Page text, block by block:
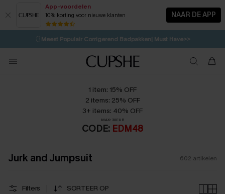
App-voordelen
10% korting voor nieuwe klanten NAAR DE APP
⚡️LAATSTE KANS | Tot 50% korting>>
🩱Meest Populair Corrigerend Badpakken| Must Have>>
💌Abonneer je & ontvang tot 15% korting>>
Koop 3, krijg 15% korting | CODE: SW15
1 item: 15% OFF
2 items: 25% OFF
3+ items: 40% OFF
MAX: 30EUR
CODE: EDM48
Jurk and Jumpsuit 602 artikelen
Filters SORTEER OP